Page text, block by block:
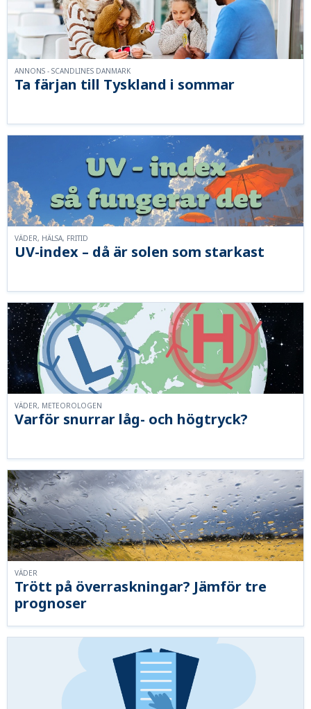
Ta färjan till Tyskland i sommar
ANNONS - SCANDLINES DANMARK
UV-index – då är solen som starkast
VÄDER, HÄLSA, FRITID
Varför snurrar låg- och högtryck?
VÄDER, METEOROLOGEN
Trött på överraskningar? Jämför tre
prognoser
VÄDER